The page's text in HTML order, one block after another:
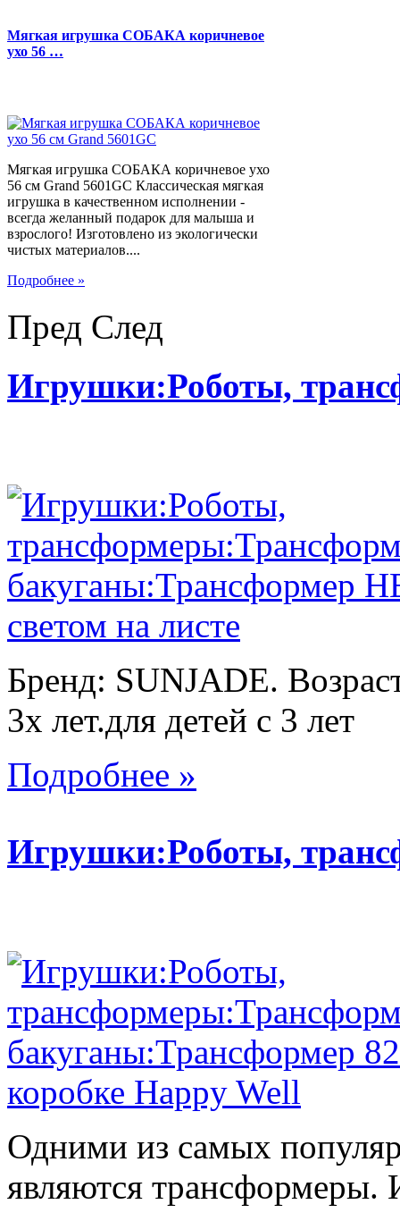
Мягкая игрушка СОБАКА коричневое
ухо 56 …
Мягкая игрушка СОБАКА коричневое ухо
56 см Grand 5601GC Классическая мягкая
игрушка в качественном исполнении -
всегда желанный подарок для малыша и
взрослого! Изготовлено из экологически
чистых материалов....
Подробнее »
Пред След
Игрушки:Роботы,
Бренд: SUNJADE.
3х лет.для детей с 3 лет
Подробнее »
Игрушки:Роботы,
Одними из самых
являются